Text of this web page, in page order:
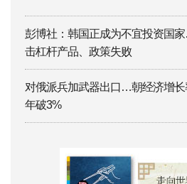
彭博社：韩国正成为不宜投资国
击杠杆产品、政策失败
对俄派兵加武器出口…朝经济增长
年破3%